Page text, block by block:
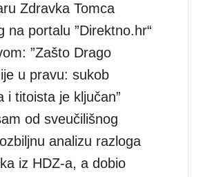
Zdravka Tomca
na portalu ”Direktno.hr“
”Zašto Drago
u pravu: sukob
i titoista je ključan”
od sveučilišnog
analizu razloga
iz HDZ-a, a dobio